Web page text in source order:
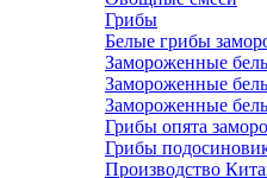
Грибы
Белые грибы
Замороженные
Замороженные
Замороженные
Грибы опята
Грибы
Производство